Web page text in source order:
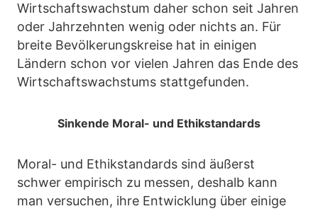
Wirtschaftswachstum daher schon seit Jahren
oder Jahrzehnten wenig oder nichts an. Für
breite Bevölkerungskreise hat in einigen
Ländern schon vor vielen Jahren das Ende des
Wirtschaftswachstums stattgefunden.
Sinkende Moral- und Ethikstandards
Moral- und Ethikstandards sind äußerst
schwer empirisch zu messen, deshalb kann
man versuchen, ihre Entwicklung über einige